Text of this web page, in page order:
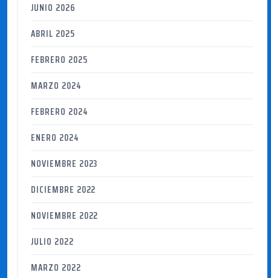
JUNIO 2026
ABRIL 2025
FEBRERO 2025
MARZO 2024
FEBRERO 2024
ENERO 2024
NOVIEMBRE 2023
DICIEMBRE 2022
NOVIEMBRE 2022
JULIO 2022
MARZO 2022